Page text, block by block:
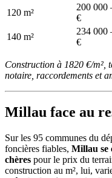
120 m²
200 000
€
140 m²
234 000
€
Construction à 1820 €/
notaire, raccordements et
Millau face au
Sur les 95 communes du
foncières fiables, Millau se
chères pour le prix du
construction au m², lui,